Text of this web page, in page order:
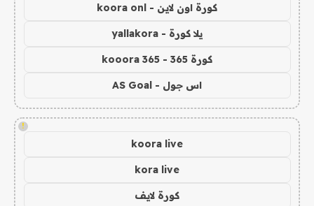
كورة اون لاين - koora onl
يلا كورة - yallakora
كورة 365 - kooora 365
اس جول - AS Goal
!
koora live
kora live
كورة لايف